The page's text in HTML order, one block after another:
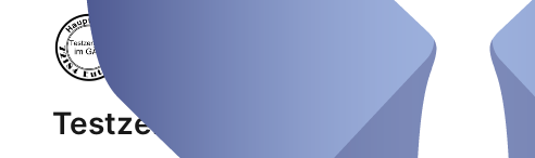
Testzentrum im GÄU